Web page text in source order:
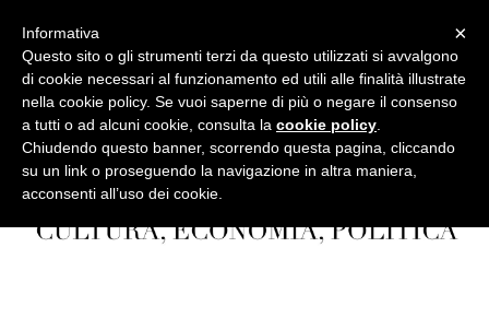
×
Informativa
Questo sito o gli strumenti terzi da questo utilizzati si avvalgono
di cookie necessari al funzionamento ed utili alle finalità illustrate
nella cookie policy. Se vuoi saperne di più o negare il consenso
a tutti o ad alcuni cookie, consulta la cookie policy
Chiudendo questo banner, scorrendo questa pagina, cliccando
su un link o proseguendo la navigazione in altra maniera,
acconsenti all’uso dei cookie.